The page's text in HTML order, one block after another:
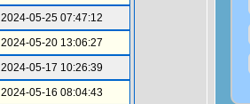
2024-05-25 07:47:12
2024-05-20 13:06:27
2024-05-17 10:26:39
2024-05-16 08:04:43